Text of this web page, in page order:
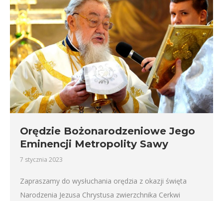
Orędzie Bożonarodzeniowe Jego
Eminencji Metropolity Sawy
7 stycznia 2023
Zapraszamy do wysłuchania orędzia z okazji święta
Narodzenia Jezusa Chrystusa zwierzchnika Cerkwi